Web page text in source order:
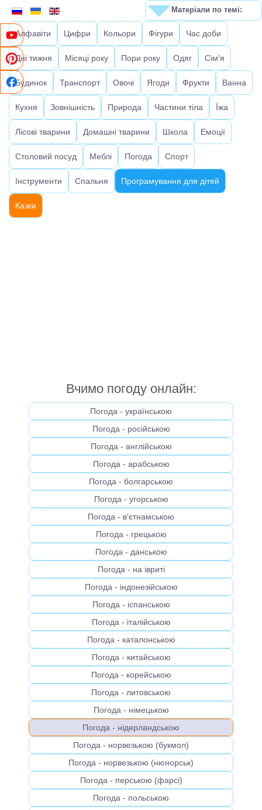
Алфавіти Цифри Кольори Фігури Час доби
Дні тижня Місяці року Пори року Одяг Сім'я
Будинок Транспорт Овочі Ягоди Фрукти Ванна
Кухня Зовнішність Природа Частини тіла Їжа
Лісові тварини Домашні тварини Школа Емоції
Столовий посуд Меблі Погода Спорт
Інструменти Спальня Програмування для дітей
Казки
Вчимо погоду онлайн:
Погода - українською
Погода - російською
Погода - англійською
Погода - арабською
Погода - болгарською
Погода - угорською
Погода - в'єтнамською
Погода - грецькою
Погода - данською
Погода - на івриті
Погода - індонезійською
Погода - іспанською
Погода - італійською
Погода - каталонською
Погода - китайською
Погода - корейською
Погода - литовською
Погода - німецькою
Погода - нідерландською
Погода - норвезькою (букмол)
Погода - норвезькою (нюнорськ)
Погода - перською (фарсі)
Погода - польською
Матеріали по темі: